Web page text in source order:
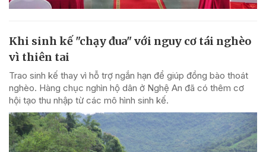
Khi sinh kế "chạy đua" với nguy cơ tái nghèo
vì thiên tai
Trao sinh kế thay vì hỗ trợ ngắn hạn để giúp đồng bào thoát
nghèo. Hàng chục nghìn hộ dân ở Nghệ An đã có thêm cơ
hội tạo thu nhập từ các mô hình sinh kế.